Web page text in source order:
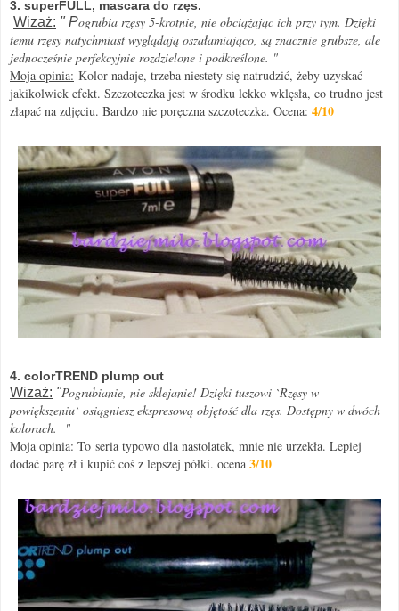
3. superFULL, mascara do rzęs.
Wizaż: " Pogrubia rzęsy 5-krotnie, nie obciążając ich przy tym. Dzięki
temu rzęsy natychmiast wyglądają oszałamiająco, są znacznie grubsze, ale
jednocześnie perfekcyjnie rozdzielone i podkreślone. "
Moja opinia: Kolor nadaje, trzeba niestety się natrudzić, żeby uzyskać
jakikolwiek efekt. Szczoteczka jest w środku lekko wklęsła, co trudno jest
złapać na zdjęciu. Bardzo nie poręczna szczoteczka. Ocena: 4/10
4. colorTREND plump out
Wizaż: "Pogrubianie, nie sklejanie! Dzięki tuszowi `Rzęsy w
powiększeniu` osiągniesz ekspresową objętość dla rzęs. Dostępny w dwóch
kolorach.
"
Moja opinia: To seria typowo dla nastolatek, mnie nie urzekła. Lepiej
dodać parę zł i kupić coś z lepszej półki. ocena 3/10